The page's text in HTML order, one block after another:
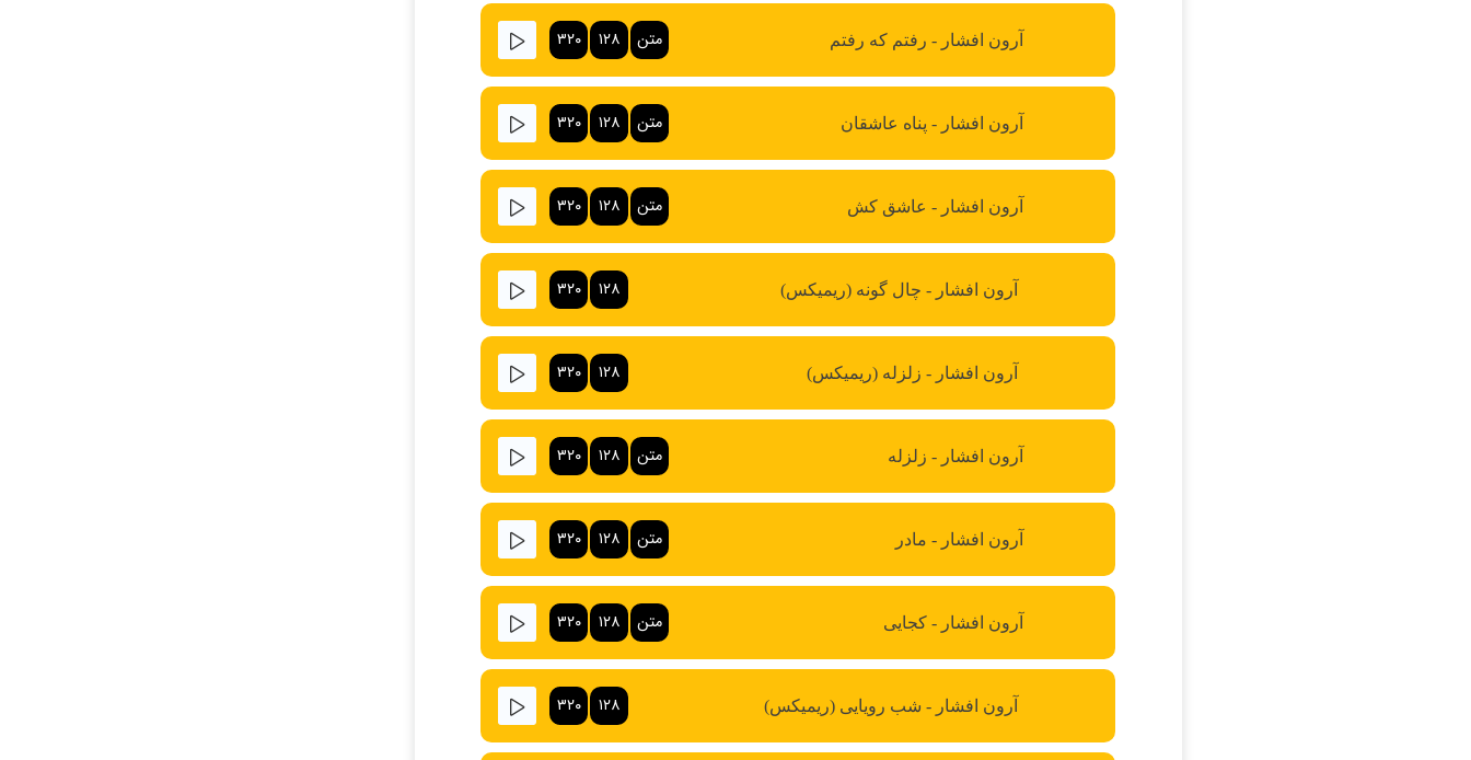
آرون افشار - رفتم که رفتم متن ۱۲۸ ۳۲۰
آرون افشار - پناه عاشقان متن ۱۲۸ ۳۲۰
آرون افشار - عاشق کش متن ۱۲۸ ۳۲۰
آرون افشار - چال گونه (ریمیکس) ۱۲۸ ۳۲۰
آرون افشار - زلزله (ریمیکس) ۱۲۸ ۳۲۰
آرون افشار - زلزله متن ۱۲۸ ۳۲۰
آرون افشار - مادر متن ۱۲۸ ۳۲۰
آرون افشار - کجایی متن ۱۲۸ ۳۲۰
آرون افشار - شب رویایی (ریمیکس) ۱۲۸ ۳۲۰